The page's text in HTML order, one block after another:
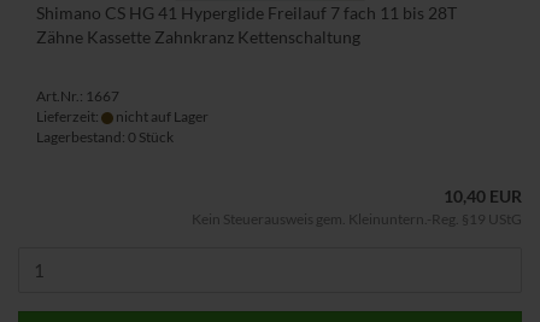
Shimano CS HG 41 Hyperglide Freilauf 7 fach 11 bis 28T
Zähne Kassette Zahnkranz Kettenschaltung
Art.Nr.: 1667
Lieferzeit:
nicht auf Lager
Lagerbestand: 0 Stück
10,40 EUR
Kein Steuerausweis gem. Kleinuntern.-Reg. §19 UStG